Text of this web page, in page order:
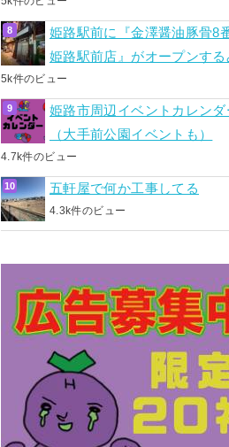
姫路駅前に『金澤醤油豚骨8
姫路駅前店』がオープンする
5k件のビュー
姫路市周辺イベントカレンダ
（大手前公園イベントも）
4.7k件のビュー
五軒屋で何か工事してる
4.3k件のビュー